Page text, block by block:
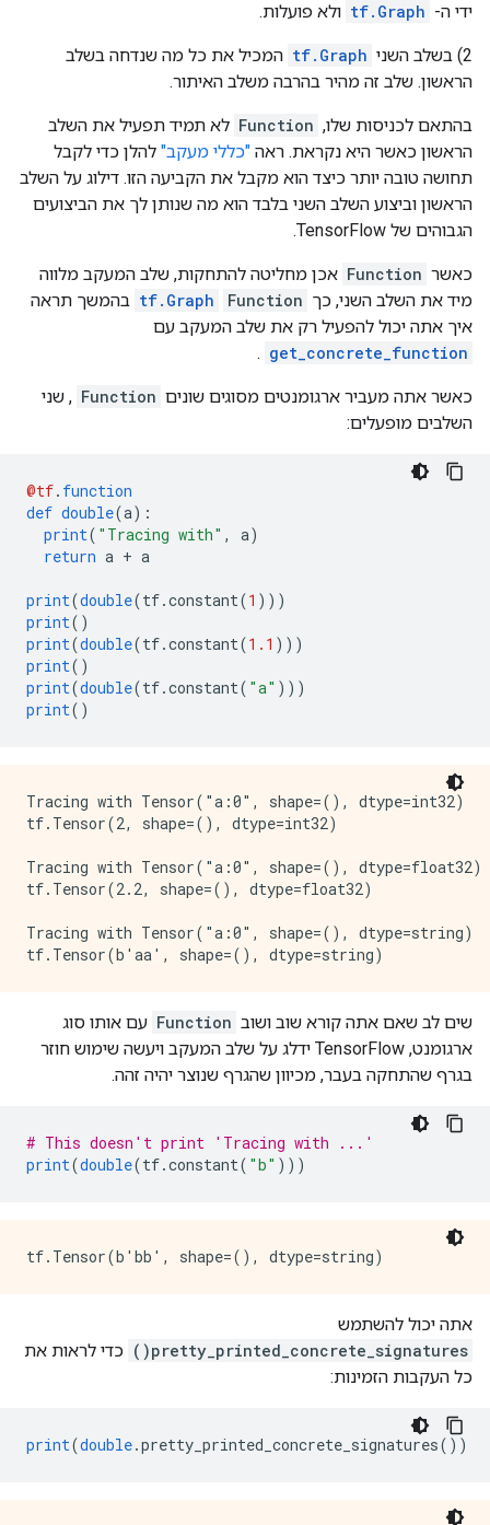
ידי ה- tf.Graph ולא פועלות.
2) בשלב השני tf.Graph המכיל את כל מה שנדחה בשלב
הראשון. שלב זה מהיר בהרבה משלב האיתור.
בהתאם לכניסות שלו, Function לא תמיד תפעיל את השלב
הראשון כאשר היא נקראת. ראה "כללי מעקב" להלן כדי לקבל
תחושה טובה יותר כיצד הוא מקבל את הקביעה הזו. דילוג על השלב
הראשון וביצוע השלב השני בלבד הוא מה שנותן לך את הביצועים
הגבוהים של TensorFlow.
כאשר Function אכן מחליטה להתחקות, שלב המעקב מלווה
מיד את השלב השני, כך
tf.Graph Function
בהמשך תראה
איך אתה יכול להפעיל רק את שלב המעקב עם
get_concrete_function
.
כאשר אתה מעביר ארגומנטים מסוגים שונים Function , שני
השלבים מופעלים:
@tf. function
def double(a):
print( "Tracing with" , a)
return a + a
print(double(tf.constant(1 )))
print()
print(double(tf.constant(1.1 )))
print()
print(double(tf.constant( "a" )))
print()
Tracing with Tensor("a:0", shape=(), dtype=int32)
tf.Tensor(2, shape=(), dtype=int32)
Tracing with Tensor("a:0", shape=(), dtype=float32)
tf.Tensor(2.2, shape=(), dtype=float32)
Tracing with Tensor("a:0", shape=(), dtype=string)
שים לב שאם אתה קורא שוב ושוב Function עם אותו סוג
ארגומנט, TensorFlow ידלג על שלב המעקב ויעשה שימוש חוזר
בגרף שהתחקה בעבר, מכיוון שהגרף שנוצר יהיה זהה.
# This doesn't print 'Tracing with ...'
print(double(tf.constant( "b" )))
אתה יכול להשתמש
pretty_printed_concrete_signatures()
כדי לראות את
כל העקבות הזמינות:
print(double.pretty_printed_concrete_signatures())